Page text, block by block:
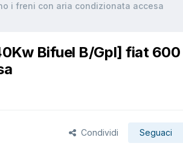
i freni con aria condizionata accesa
Bifuel B/Gpl] fiat 600
Condividi Seguaci